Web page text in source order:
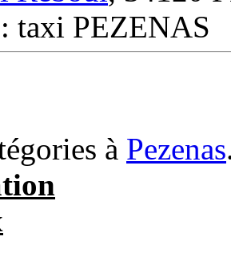
taxi PEZENAS
à Pezenas